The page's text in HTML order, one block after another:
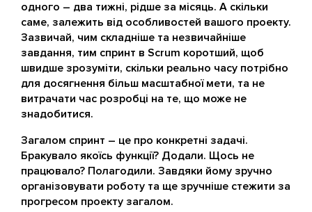
одного – два тижні, рідше за місяць. А скільки
саме, залежить від особливостей вашого проекту.
Зазвичай, чим складніше та незвичайніше
завдання, тим спринт в Scrum коротший, щоб
швидше зрозуміти, скільки реально часу потрібно
для досягнення більш масштабної мети, та не
витрачати час розробці на те, що може не
знадобитися.
Загалом спринт – це про конкретні задачі.
Бракувало якоїсь функції? Додали. Щось не
працювало? Полагодили. Завдяки йому зручно
організовувати роботу та ще зручніше стежити за
прогресом проекту загалом.